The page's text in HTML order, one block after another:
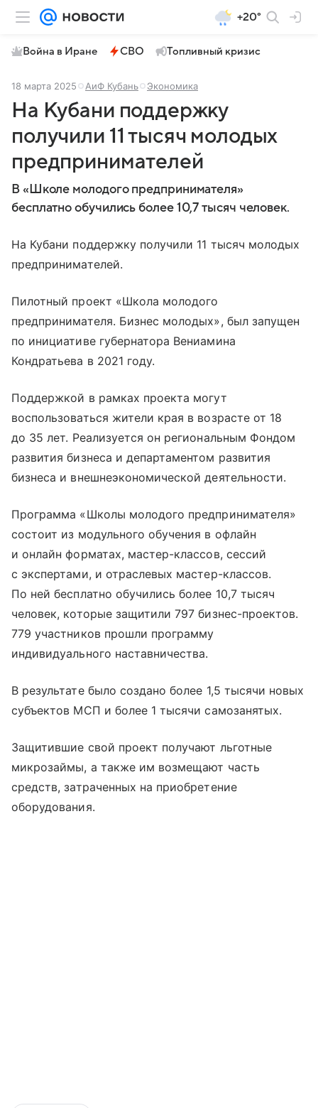
+20°
Война в Иране СВО Топливный кризис
18 марта 2025 АиФ Кубань Экономика
На Кубани поддержку
получили 11 тысяч молодых
предпринимателей
В «Школе молодого предпринимателя»
бесплатно обучились более 10,7 тысяч человек.
На Кубани поддержку получили 11 тысяч молодых
предпринимателей.
Пилотный проект «Школа молодого
предпринимателя. Бизнес молодых», был запущен
по инициативе губернатора Вениамина
Кондратьева в 2021 году.
Поддержкой в рамках проекта могут
воспользоваться жители края в возрасте от 18
до 35 лет. Реализуется он региональным Фондом
развития бизнеса и департаментом развития
бизнеса и внешнеэкономической деятельности.
Программа «Школы молодого предпринимателя»
состоит из модульного обучения в офлайн
и онлайн форматах, мастер-классов, сессий
с экспертами, и отраслевых мастер-классов.
По ней бесплатно обучились более 10,7 тысяч
человек, которые защитили 797 бизнес-проектов.
779 участников прошли программу
индивидуального наставничества.
В результате было создано более 1,5 тысячи новых
субъектов МСП и более 1 тысячи самозанятых.
Защитившие свой проект получают льготные
микрозаймы, а также им возмещают часть
средств, затраченных на приобретение
оборудования.